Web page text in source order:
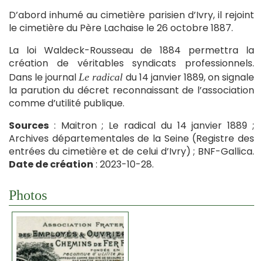
D’abord inhumé au cimetière parisien d’Ivry, il rejoint
le cimetière du Père Lachaise le 26 octobre 1887.
La loi Waldeck-Rousseau de 1884 permettra la
création de véritables syndicats professionnels.
Dans le journalLe radical du 14 janvier 1889, on signale
la parution du décret reconnaissant de l’association
comme d’utilité publique.
Sources : Maitron ; Le radical du 14 janvier 1889 ;
Archives départementales de la Seine (Registre des
entrées du cimetière et de celui d’Ivry) ; BNF-Gallica.
Date de création : 2023-10-28.
Photos